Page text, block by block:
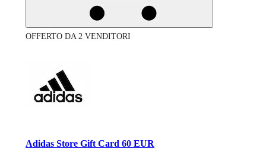
OFFERTO DA 2 VENDITORI
Adidas Store Gift Card 60 EUR